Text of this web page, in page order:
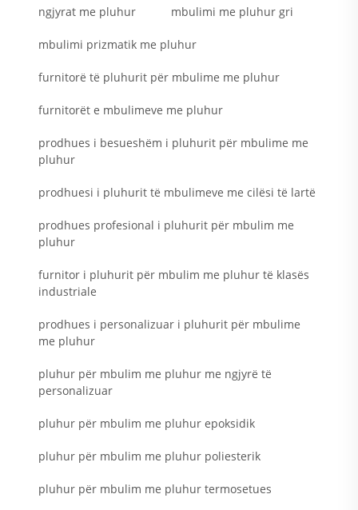
ngjyrat me pluhur mbulimi me pluhur gri
mbulimi prizmatik me pluhur
furnitorë të pluhurit për mbulime me pluhur
furnitorët e mbulimeve me pluhur
prodhues i besueshëm i pluhurit për mbulime me
pluhur
prodhuesi i pluhurit të mbulimeve me cilësi të lartë
prodhues profesional i pluhurit për mbulim me
pluhur
furnitor i pluhurit për mbulim me pluhur të klasës
industriale
prodhues i personalizuar i pluhurit për mbulime
me pluhur
pluhur për mbulim me pluhur me ngjyrë të
personalizuar
pluhur për mbulim me pluhur epoksidik
pluhur për mbulim me pluhur poliesterik
pluhur për mbulim me pluhur termosetues